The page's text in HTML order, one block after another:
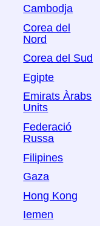
Cambodja
Corea del
Nord
Corea del Sud
Egipte
Emirats Àrabs
Units
Federació
Russa
Filipines
Gaza
Hong Kong
Iemen